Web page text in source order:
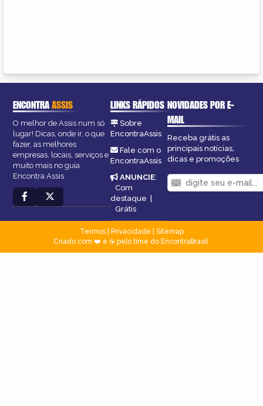
ENCONTRAASSIS
O melhor de Assis num só
lugar! Dicas, onde ir, o que
fazer, as melhores
empresas, locais, serviços e
muito mais no guia
Encontra Assis
LINKS RÁPIDOS
Sobre
EncontraAssis
Fale com o
EncontraAssis
ANUNCIE:
Com
destaque |
Grátis
NOVIDADES POR E-
MAIL
Receba grátis as
principais notícias,
dicas e promoções
Termos| Privacidade
Sitemap
Criado com ❤️ e ☕ pelo time do EncontraBrasil